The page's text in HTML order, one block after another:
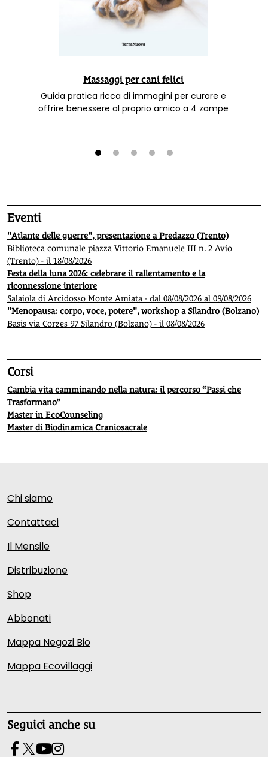
Massaggi per cani felici
Guida pratica ricca di immagini per curare e
offrire benessere al proprio amico a 4 zampe
Eventi
"Atlante delle guerre", presentazione a Predazzo (Trento)
Biblioteca comunale piazza Vittorio Emanuele III n. 2 Avio
(Trento) - il 18/08/2026
Festa della luna 2026: celebrare il rallentamento e la
riconnessione interiore
Salaiola di Arcidosso Monte Amiata - dal 08/08/2026 al 09/08/2026
"Menopausa: corpo, voce, potere", workshop a Silandro (Bolzano)
Basis via Corzes 97 Silandro (Bolzano) - il 08/08/2026
Corsi
Cambia vita camminando nella natura: il percorso “Passi che
Trasformano”
Master in EcoCounseling
Master di Biodinamica Craniosacrale
Chi siamo
Contattaci
Il Mensile
Distribuzione
Shop
Abbonati
Mappa Negozi Bio
Mappa Ecovillaggi
Seguici anche su